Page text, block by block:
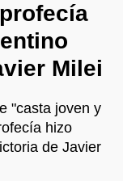
Milei
"casta joven y
hizo
de Javier